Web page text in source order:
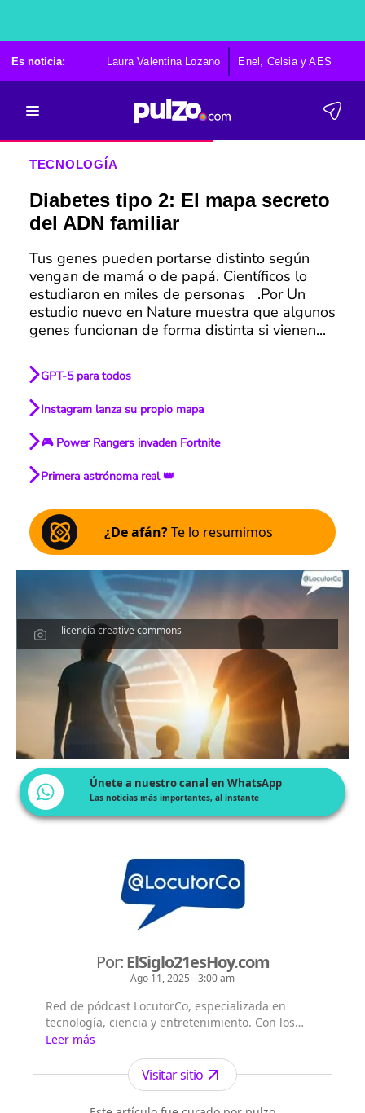
Es noticia: Laura Valentina Lozano Enel, Celsia y AES
TECNOLOGÍA
Diabetes tipo 2: El mapa secreto
del ADN familiar
Tus genes pueden portarse distinto según
vengan de mamá o de papá. Científicos lo
estudiaron en miles de personas .Por Un
estudio nuevo en Nature muestra que algunos
genes funcionan de forma distinta si vienen...
GPT-5 para todos
Instagram lanza su propio mapa
🎮 Power Rangers invaden Fortnite
Primera astrónoma real 👑
¿De afán?Te lo resumimos
licencia creative commons
Únete a nuestro canal en WhatsApp
Las noticias más importantes, al instante
Por:ElSiglo21esHoy.com
Ago 11, 2025 - 3:00 am
Red de pódcast LocutorCo, especializada en
tecnología, ciencia y entretenimiento. Con los
siguientes títulos pódcast: - El Siglo 21 es Hoy -
Flash Diario - Lecturas Misteriosas - EntreVistas
Leer más
Visitar sitio